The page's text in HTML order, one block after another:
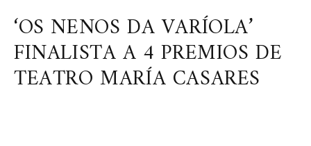
‘OS NENOS DA VARÍOLA’
FINALISTA A 4 PREMIOS DE
TEATRO MARÍA CASARES